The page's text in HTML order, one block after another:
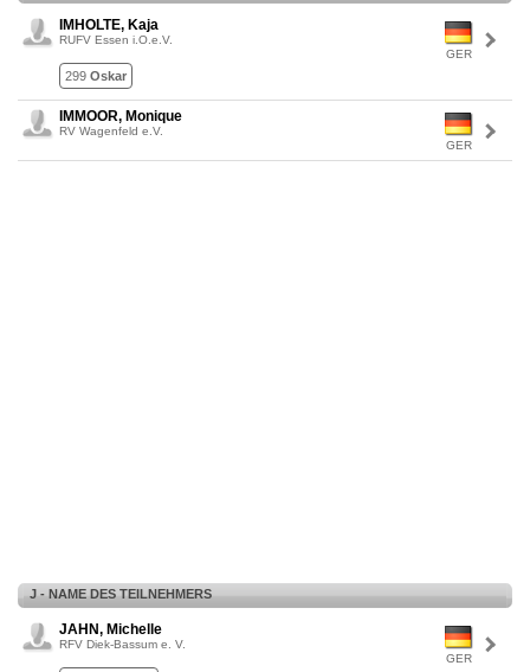
GER
IMHOLTE, Kaja
RUFV Essen i.O.e.V.
299 Oskar
GER
IMMOOR, Monique
RV Wagenfeld e.V.
J - NAME DES TEILNEHMERS
GER
JAHN, Michelle
RFV Diek-Bassum e. V.